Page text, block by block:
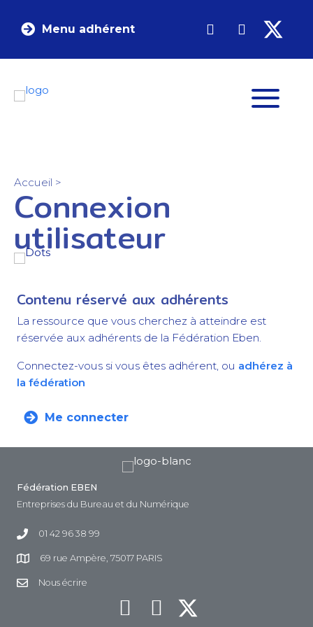
Menu adhérent
Accueil >
Connexion
utilisateur
Contenu réservé aux adhérents
La ressource que vous cherchez à atteindre est
réservée aux adhérents de la Fédération Eben.
Connectez-vous si vous êtes adhérent, ou adhérez à
la fédération
Me connecter
Fédération EBEN
Entreprises du Bureau et du Numérique
01 42 96 38 99
69 rue Ampère, 75017 PARIS
Nous écrire